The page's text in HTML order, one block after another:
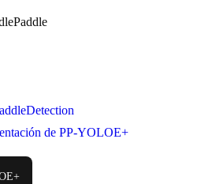
de PP-YOLOE+